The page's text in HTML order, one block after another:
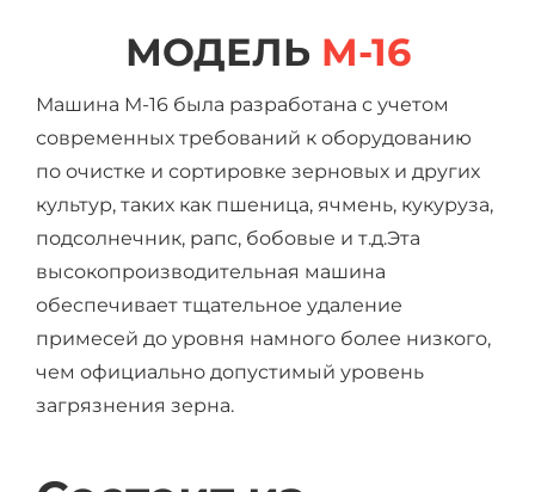
МОДЕЛЬ M-16
Машина M-16 была разработана с учетом
современных требований к оборудованию
по очистке и сортировке зерновых и других
культур, таких как пшеница, ячмень, кукуруза,
подсолнечник, рапс, бобовые и т.д.Эта
высокопроизводительная машина
обеспечивает тщательное удаление
примесей до уровня намного более низкого,
чем официально допустимый уровень
загрязнения зерна.